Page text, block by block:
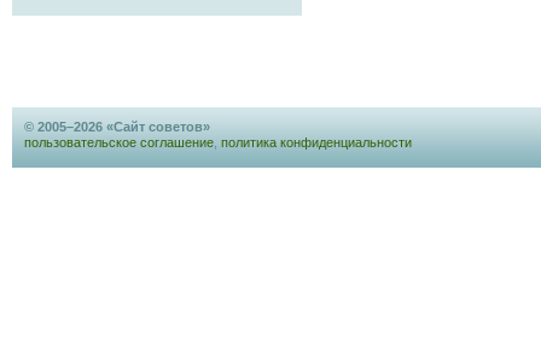
© 2005–2026 «Сайт советов»
пользовательское соглашение политика конфиденциальности